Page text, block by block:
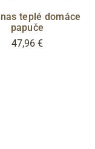
teplé domáce
papuče
47,96 €